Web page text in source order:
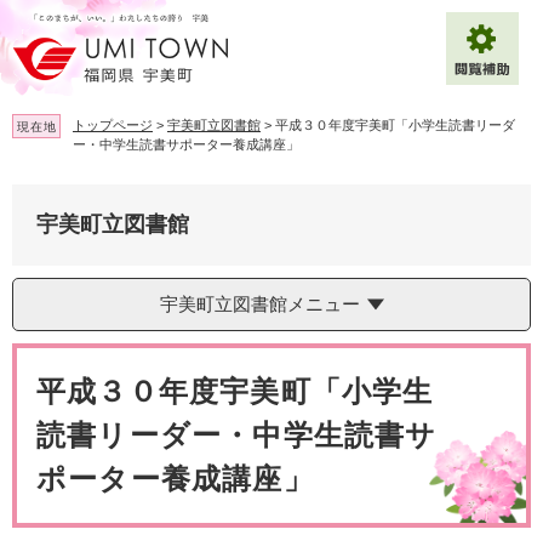
ー
ジ
の
先
頭
ニ
ュ
ー
を
飛
背景色変更
Multilingual（English・中文・한글）
現在地 トップページ > 宇美町立図書館 > 平成３０年度宇美町「小学生読書リーダ
ー・中学生読書サポーター養成講座」
宇美町立図書館
宇美町立図書館メニュー
平成３０年度宇美町「小学生
読書リーダー・中学生読書サ
ポーター養成講座」